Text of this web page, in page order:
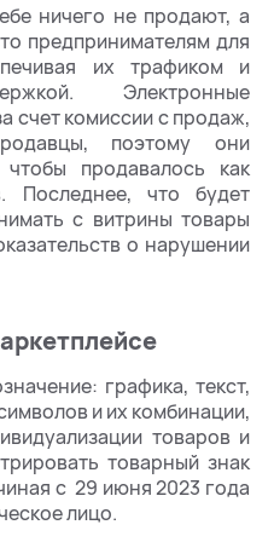
ничего не продают, а
предпринимателям для
их трафиком и
Электронные
счет комиссии с продаж,
поэтому они
продавалось как
Последнее, что будет
с витрины товары
о нарушении
графика, текст,
и их комбинации,
товаров и
товарный знак
с 29 июня 2023 года
лицо.